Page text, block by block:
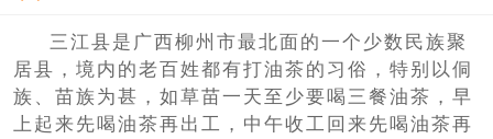
三江县是广西柳州市最北面的一个少数民族聚
居县，境内的老百姓都有打油茶的习俗，特别以侗
族、苗族为甚，如草苗一天至少要喝三餐油茶，早
上起来先喝油茶再出工，中午收工回来先喝油茶再